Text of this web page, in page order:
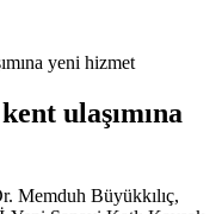
yeni hizmet
ulaşımına
Memduh Büyükkılıç,